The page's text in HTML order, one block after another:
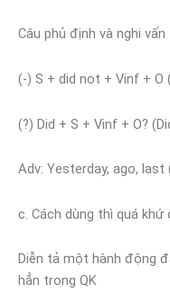
Câu phủ định và nghi
(-) S + did not + Vinf +
(?) Did + S + Vinf + O?
Adv: Yesterday, ago,
c. Cách dùng thì quá khứ
Diễn tả một hành động
hẳn trong QK